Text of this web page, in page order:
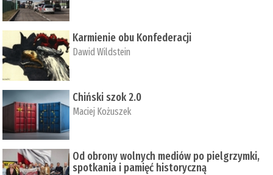
Karmienie obu Konfederacji
Dawid Wildstein
Chiński szok 2.0
Maciej Kożuszek
Od obrony wolnych mediów po pielgrzymki,
spotkania i pamięć historyczną